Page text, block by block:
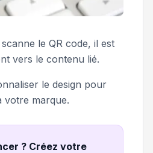
le QR code, il est
vers le contenu lié.
le design pour
votre marque.
? Créez votre